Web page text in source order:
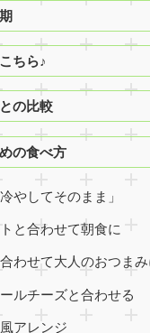
ちら♪
の比較
の食べ方
やしてそのまま」
と合わせて朝食に
わせて大人のおつま
ルチーズと合わせる
アレンジ